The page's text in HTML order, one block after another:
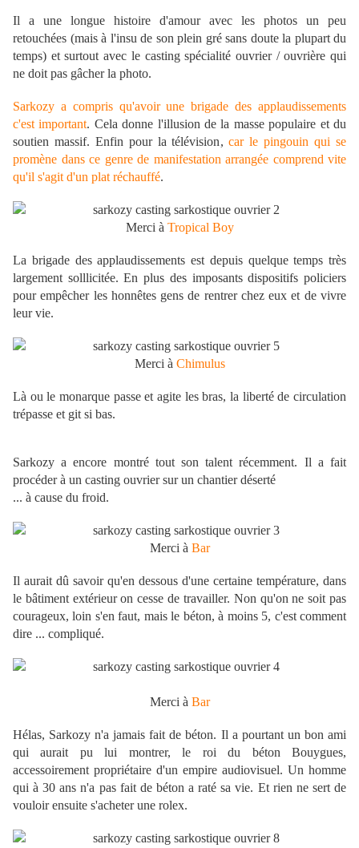
Il a une longue histoire d'amour avec les photos un peu
retouchées (mais à l'insu de son plein gré sans doute la plupart du
temps) et surtout avec le casting spécialité ouvrier / ouvrière qui
ne doit pas gâcher la photo.
Sarkozy a compris qu'avoir une brigade des applaudissements
c'est important. Cela donne l'illusion de la masse populaire et du
soutien massif. Enfin pour la télévision,car le pingouin qui se
promène dans ce genre de manifestation arrangée comprend vite
qu'il s'agit d'un plat réchauffé.
Merci à Tropical Boy
La brigade des applaudissements est depuis quelque temps très
largement solllicitée. En plus des imposants dispositifs policiers
pour empêcher les honnêtes gens de rentrer chez eux et de vivre
leur vie.
Merci à Chimulus
Là ou le monarque passe et agite les bras, la liberté de circulation
trépasse et git si bas.
Sarkozy a encore montré tout son talent récemment. Il a fait
procéder à un casting ouvrier sur un chantier déserté
... à cause du froid.
Merci à Bar
Il aurait dû savoir qu'en dessous d'une certaine température, dans
le bâtiment extérieur on cesse de travailler. Non qu'on ne soit pas
courageux, loin s'en faut, mais le béton, à moins 5, c'est comment
dire ... compliqué.
Merci à Bar
Hélas, Sarkozy n'a jamais fait de béton. Il a pourtant un bon ami
qui aurait pu lui montrer, le roi du béton Bouygues,
accessoirement propriétaire d'un empire audiovisuel. Un homme
qui à 30 ans n'a pas fait de béton a raté sa vie. Et rien ne sert de
vouloir ensuite s'acheter une rolex.